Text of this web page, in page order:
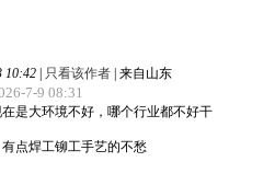
10:42
只看该作者 来自山东
7-9 08:31
是大环境不好，哪个行业都不好干
点焊工铆工手艺的不愁